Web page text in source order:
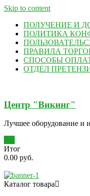
Skip to content
ПОЛУЧЕНИЕ И
ПОЛИТИКА
ПРАВИЛА
СПОСОБЫ
ОТДЕЛ
Центр "Викинг"
Лучшее оборудование и
Итог
0.00 руб.
Каталог товара